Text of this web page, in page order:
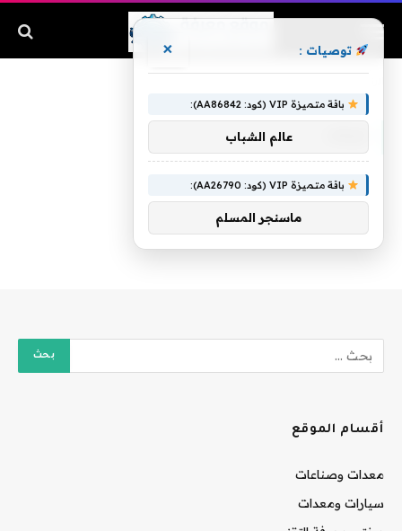
أقسام الموقع
معدات وصناعات
سيارات ومعدات
توصيات : ×
باقة متميزة VIP (كود: AA86842):
عالم الشباب
باقة متميزة VIP (كود: AA26790):
ماسنجر المسلم